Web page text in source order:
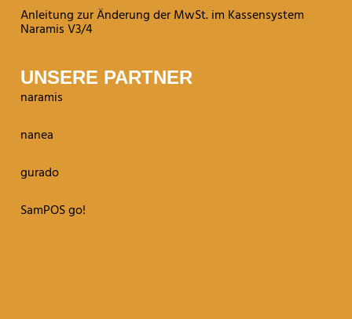
Anleitung zur Änderung der MwSt. im Kassensystem
Naramis V3/4
UNSERE PARTNER
naramis
nanea
gurado
SamPOS go!